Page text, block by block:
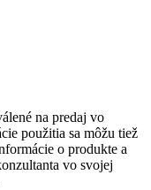
na predaj vo
použitia sa môžu tiež
o produkte a
vo svojej